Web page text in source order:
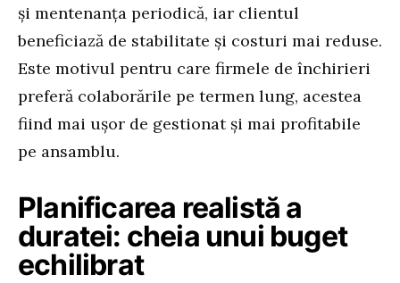
și mentenanța periodică, iar clientul
beneficiază de stabilitate și costuri mai reduse.
Este motivul pentru care firmele de închirieri
preferă colaborările pe termen lung, acestea
fiind mai ușor de gestionat și mai profitabile
pe ansamblu.
Planificarea realistă a
duratei: cheia unui buget
echilibrat